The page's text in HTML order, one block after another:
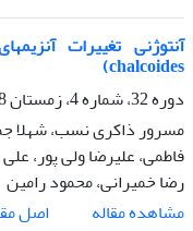
chalcoides)
دوره 32، شماره 4، زمستان 1398، صفحه
مسرور ذاکری نسب، شهلا
فاطمی، علیرضا ولی پور،
رضا خمیرانی، محمود رامین
مشاهده مقاله
اصل